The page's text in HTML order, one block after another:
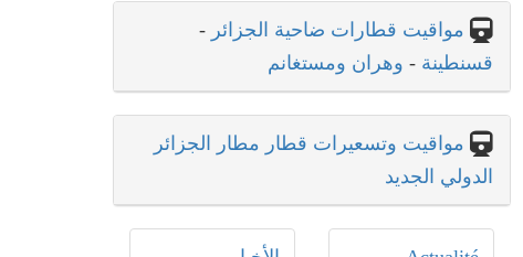
مواقيت قطارات ضاحية الجزائر -
قسنطينة - وهران ومستغانم
مواقيت وتسعيرات قطار مطار الجزائر
الدولي الجديد